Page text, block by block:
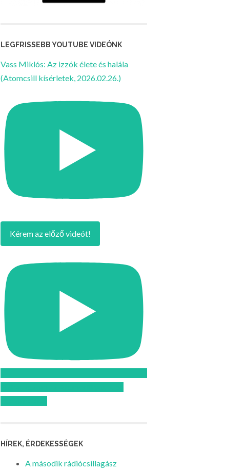
LEGFRISSEBB YOUTUBE VIDEÓNK
Vass Miklós: Az izzók élete és halála
(Atomcsill kísérletek, 2026.02.26.)
Kérem az előző videót!
HÍREK, ÉRDEKESSÉGEK
A második rádiócsillagász